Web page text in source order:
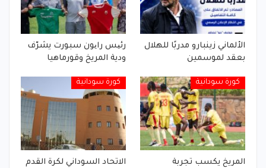
الألماني زينبارو مدربًا للهلال
بعقد لموسمين
رئیس رایون سبورت يشرّف
ودية المريخ وقورماهيا
كورة سودانية
المريخ يكسب تجربة
كورة سودانية
الاتحاد السوداني لكرة القدم